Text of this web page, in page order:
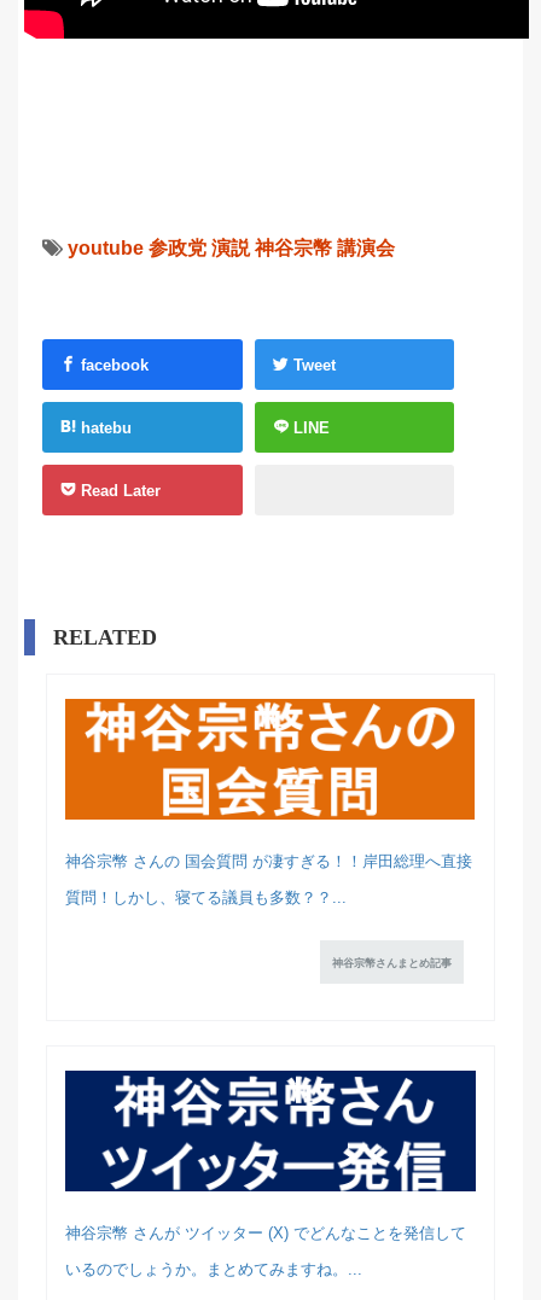
youtube 参政党 演説 神谷宗幣 講演会
facebook Tweet
hatebu LINE
Read Later
RELATED
神谷宗幣 さんの 国会質問 が凄すぎる！！岸田総理へ直接
質問！しかし、寝てる議員も多数？？...
神谷宗幣さんまとめ記事
神谷宗幣 さんが ツイッター (X) でどんなことを発信して
いるのでしょうか。まとめてみますね。...